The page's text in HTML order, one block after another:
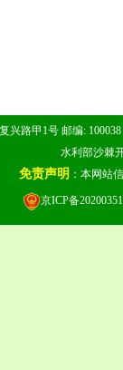
兴路甲1号 邮编:
水利部沙棘
免责声明 ：本网站
京ICP备